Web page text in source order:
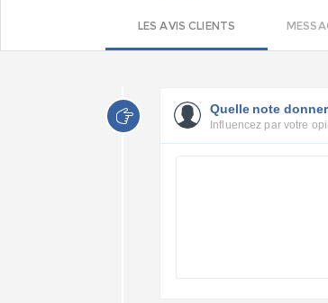
LES AVIS CLIENTS
Quelle note
Influencez par votre